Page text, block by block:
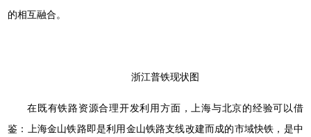
的相互融合。
浙江普铁现状图
在既有铁路资源合理开发利用方面，上海与北京的经验可以借
鉴：上海金山铁路即是利用金山铁路支线改建而成的市域快铁，是中